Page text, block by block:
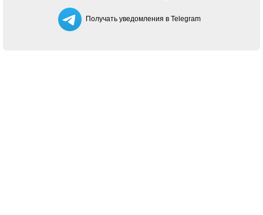
Получать уведомления в Telegram